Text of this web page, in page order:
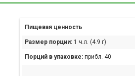
Пищевая ценность
Размер порции: 1 ч.л. (4.9 г)
Порций в упаковке: прибл. 40